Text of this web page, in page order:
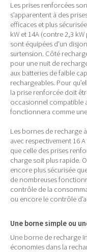
Les prises renforcées
s’apparentent à des
efficaces et plus
kW et 14A (contre 2,3
sont équipées d’un
surtension. Côté
pour une nuit de
aux batteries de faible
rechargeables. Pour
la prise renforcée doit
occasionnel compatible
fonctionnera comme
Les bornes de recharge
avec respectivement 16
que celle des prises
charge soit plus rapide.
encore plus sécurisée
de nombreuses
contrôle de la
ou encore le contrôle
Une borne simple ou
Une borne de recharge
économies dans la